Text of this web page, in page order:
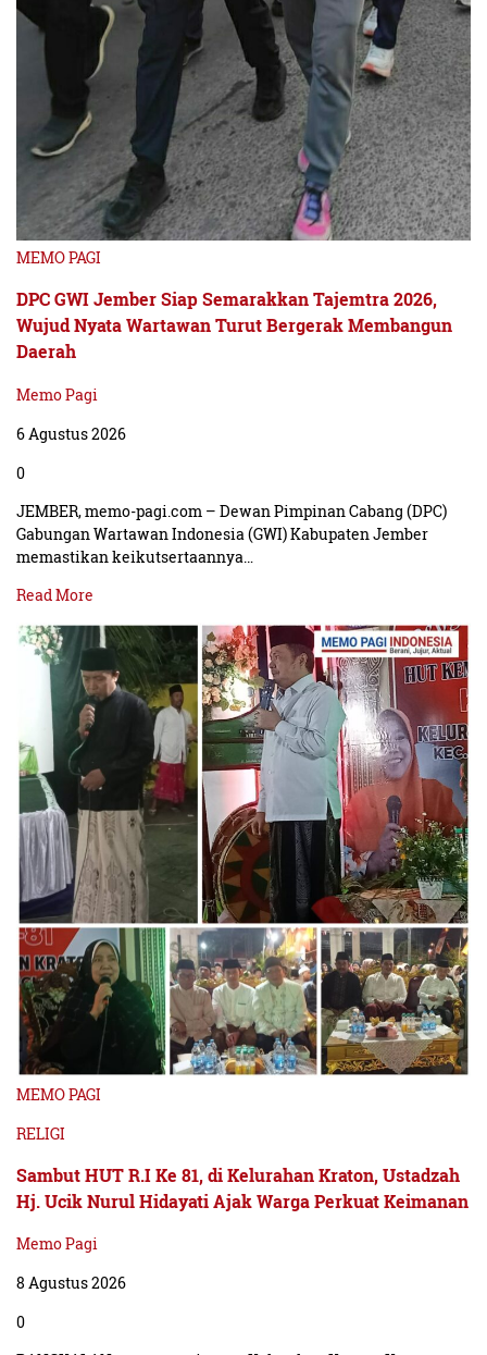
MEMO PAGI
DPC GWI Jember Siap Semarakkan Tajemtra 2026,
Wujud Nyata Wartawan Turut Bergerak Membangun
Daerah
Memo Pagi
6 Agustus 2026
0
JEMBER, memo-pagi.com – Dewan Pimpinan Cabang (DPC)
Gabungan Wartawan Indonesia (GWI) Kabupaten Jember
memastikan keikutsertaannya…
Read More
MEMO PAGI
RELIGI
Sambut HUT R.I Ke 81, di Kelurahan Kraton, Ustadzah
Hj. Ucik Nurul Hidayati Ajak Warga Perkuat Keimanan
Memo Pagi
8 Agustus 2026
0